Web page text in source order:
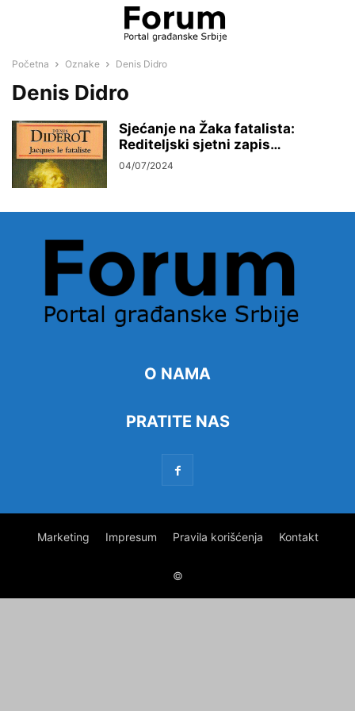
Početna Oznake Denis Didro
Denis Didro
Sjećanje na Žaka fatalista:
Rediteljski sjetni zapis…
04/07/2024
O NAMA
PRATITE NAS
Marketing Impresum Pravila korišćenja Kontakt
©